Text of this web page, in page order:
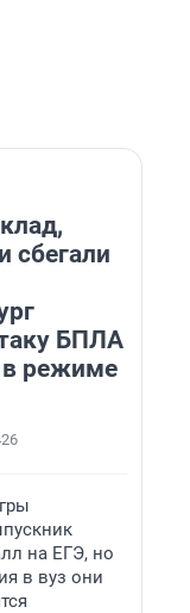
сбегали
БПЛА
режиме
на ЕГЭ, но
в вуз они